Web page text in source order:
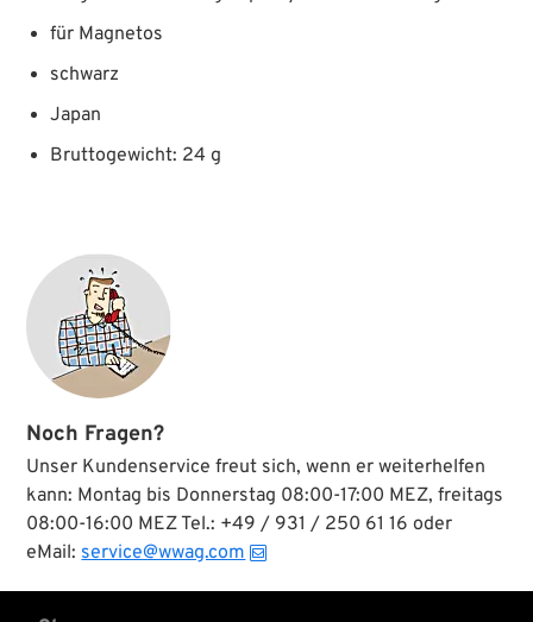
für Magnetos
schwarz
Japan
Bruttogewicht: 24 g
Noch Fragen?
Unser Kundenservice freut sich, wenn er weiterhelfen
kann: Montag bis Donnerstag 08:00-17:00 MEZ, freitags
08:00-16:00 MEZ Tel.: +49 / 931 / 250 61 16 oder
eMail:service@wwag.com